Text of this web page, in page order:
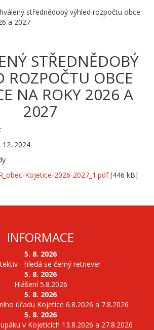
střednědobý výhled rozpočtu obce
a 2027
STŘEDNĚDOBÝ
ROZPOČTU OBCE
NA ROKY 2026 A
2027
12. 2024
Kojetice-2026-2027_1.pdf[446 kB]
INFORMACE
5. 8. 2026
- hledá se černý retriever
5. 8. 2026
Hlášení 5.8.2026
5. 8. 2026
úřadu Kojetice 6.8.2026 a 7.8.2026
5. 8. 2026
v Kojeticích 13.8.2026 a 27.8.2026